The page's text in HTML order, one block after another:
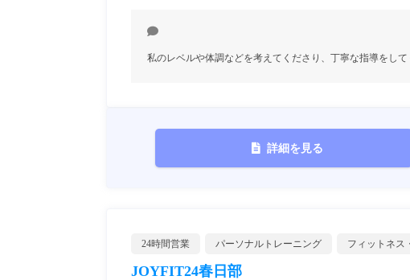
私のレベルや体調などを考えてくださり、丁寧な指導をし
詳細を見る
24時間営業 パーソナルトレーニング フィットネス
JOYFIT24春日部